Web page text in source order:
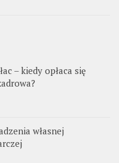
– kiedy opłaca się
własnej